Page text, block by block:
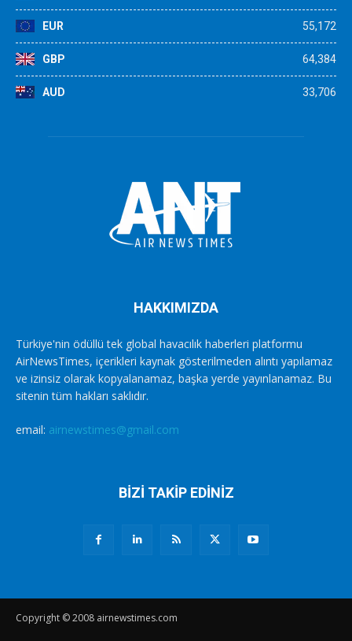
EUR 55,172
GBP 64,384
AUD 33,706
HAKKIMIZDA
Türkiye'nin ödüllü tek global havacılık haberleri platformu
AirNewsTimes, içerikleri kaynak gösterilmeden alıntı yapılamaz
ve izinsiz olarak kopyalanamaz, başka yerde yayınlanamaz. Bu
sitenin tüm hakları saklıdır.
email: airnewstimes@gmail.com
BİZİ TAKİP EDİNİZ
Copyright © 2008 airnewstimes.com